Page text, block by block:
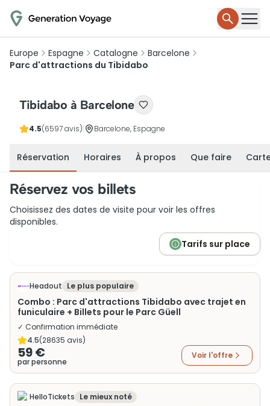
Europe Espagne Catalogne
Barcelone
Parc d'attractions du Tibidabo
Tibidabo à Barcelone
4.5(6597 avis) Barcelone, Espagne
Réservation Horaires À propos Que faire
Réservez vos billets
Choisissez des dates de visite pour voir les offres
disponibles.
Tarifs sur place
Headout Le plus populaire
Combo : Parc d'attractions Tibidabo avec trajet en
funiculaire + Billets pour le Parc Güell
✓ Confirmation immédiate
4.5(28635 avis)
59 €
par personne
Voir l'offre
HelloTickets Le mieux noté